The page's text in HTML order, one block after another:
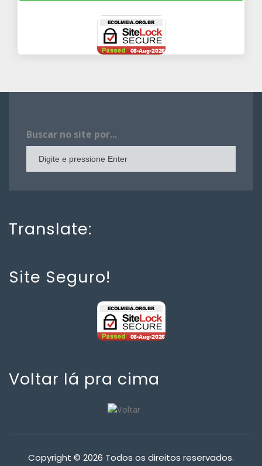
Buscar no site por...
Translate:
Site Seguro!
Voltar lá pra cima
Copyright © 2026 Todos os direitos reservados.